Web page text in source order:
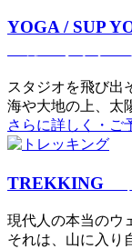
YOGA / SUP
スタジオを⾶び出
海や大地の上、太
さらに詳しく・ご
TREKKING
現代⼈の本当のウ
それは、⼭に⼊り